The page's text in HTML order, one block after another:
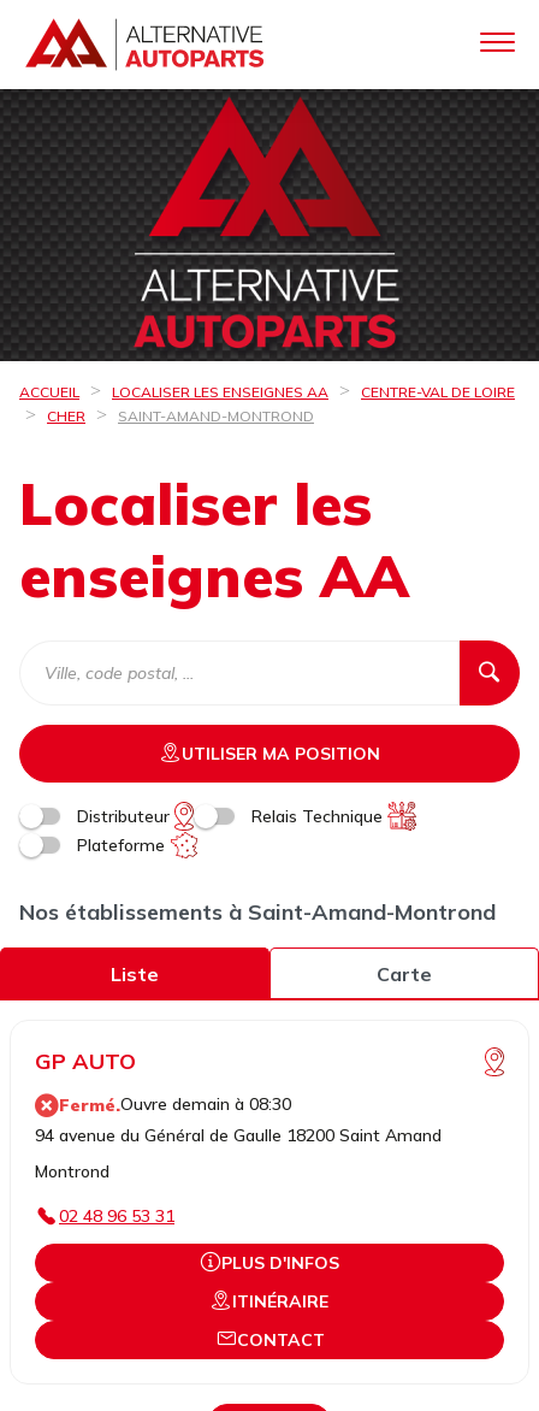
ACCUEIL LOCALISER LES ENSEIGNES AA
CENTRE-VAL DE LOIRE
CHER
SAINT-AMAND-MONTROND
Localiser les
enseignes AA
UTILISER MA POSITION
Distributeur
Relais Technique
Plateforme
Nos établissements à Saint-Amand-Montrond
Liste Carte
GP AUTO
Fermé.Ouvre demain à 08:30
94 avenue du Général de Gaulle 18200 Saint Amand
Montrond
02 48 96 53 31
PLUS D'INFOS
ITINÉRAIRE
CONTACT